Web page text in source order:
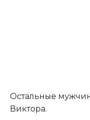
Остальные
Виктора.